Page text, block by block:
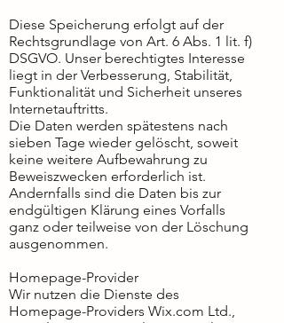
Diese Speicherung erfolgt auf der
Rechtsgrundlage von Art. 6 Abs. 1 lit. f)
DSGVO. Unser berechtigtes Interesse
liegt in der Verbesserung, Stabilität,
Funktionalität und Sicherheit unseres
Internetauftritts.
Die Daten werden spätestens nach
sieben Tage wieder gelöscht, soweit
keine weitere Aufbewahrung zu
Beweiszwecken erforderlich ist.
Andernfalls sind die Daten bis zur
endgültigen Klärung eines Vorfalls
ganz oder teilweise von der Löschung
ausgenommen.
Homepage-Provider
Wir nutzen die Dienste des
Homepage-Providers Wix.com Ltd.,